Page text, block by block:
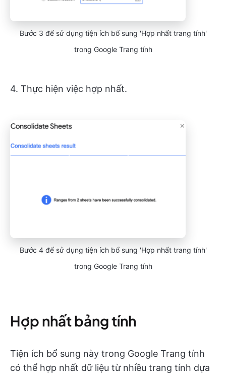
Bước 3 để sử dụng tiện ích bổ sung 'Hợp nhất trang tính'
trong Google Trang tính
4. Thực hiện việc hợp nhất.
Bước 4 để sử dụng tiện ích bổ sung 'Hợp nhất trang tính'
trong Google Trang tính
Hợp nhất bảng tính
Tiện ích bổ sung này trong Google Trang tính
có thể hợp nhất dữ liệu từ nhiều trang tính dựa